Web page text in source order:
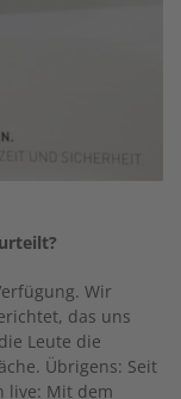
Wir
das uns
Leute die
Übrigens: Seit
live: Mit dem